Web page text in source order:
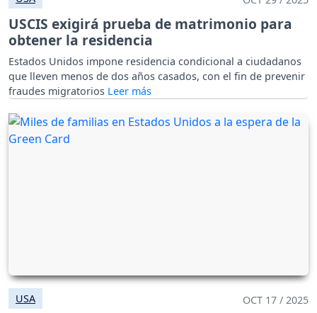
USCIS exigirá prueba de matrimonio para
obtener la residencia
Estados Unidos impone residencia condicional a ciudadanos
que lleven menos de dos años casados, con el fin de prevenir
fraudes migratorios
USA OCT 17 / 2025